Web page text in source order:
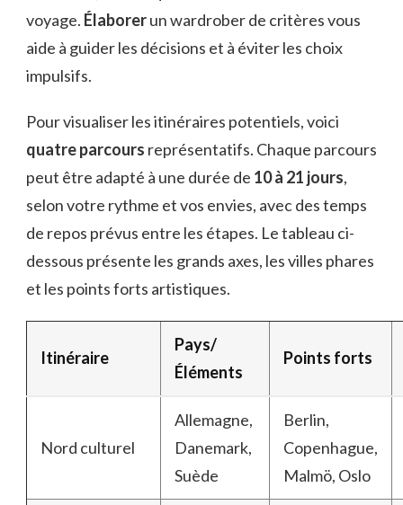
voyage. Élaborerun wardrober de critères vous
aide à guider les décisions et à éviter les choix
impulsifs.
Pour visualiser les itinéraires potentiels, voici
quatre parcours représentatifs. Chaque parcours
peut être adapté à une durée de 10 à 21 jours,
selon votre rythme et vos envies, avec des temps
de repos prévus entre les étapes. Le tableau ci-
dessous présente les grands axes, les villes phares
et les points forts artistiques.
Itinéraire
Pays/
Éléments
Points forts
Nord culturel
Allemagne,
Danemark,
Suède
Berlin,
Copenhague,
Malmö, Oslo